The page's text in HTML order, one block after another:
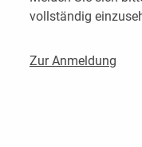
vollständig
Zur Anmeldung